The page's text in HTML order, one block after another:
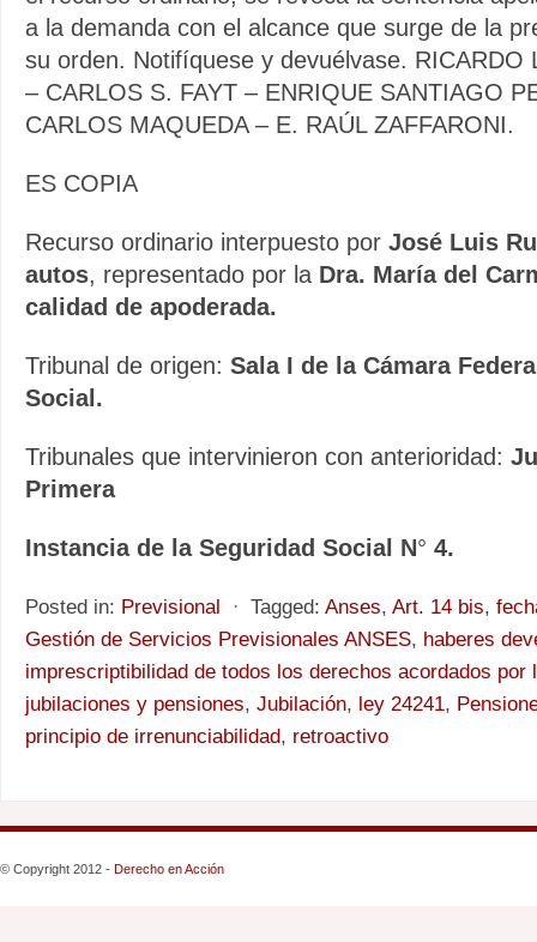
a la demanda con el alcance que surge de la
su orden. Notifíquese y devuélvase. RICARDO
– CARLOS S. FAYT – ENRIQUE SANTIAGO
CARLOS MAQUEDA – E. RAÚL ZAFFARONI.
ES COPIA
Recurso ordinario interpuesto por José Luis
autos, representado por la Dra. María del
calidad de apoderada.
Tribunal de origen: Sala I de la Cámara
Social.
Tribunales que intervinieron con anterioridad:
Primera
Instancia de la Seguridad Social N° 4.
Posted in: Previsional ⋅ Tagged: Anses, Art. 14 bis,
Gestión de Servicios Previsionales ANSES, haberes
imprescriptibilidad de todos los derechos acordados por
jubilaciones y pensiones, Jubilación, ley 24241,
principio de irrenunciabilidad, retroactivo
© Copyright 2012 - Derecho en Acción